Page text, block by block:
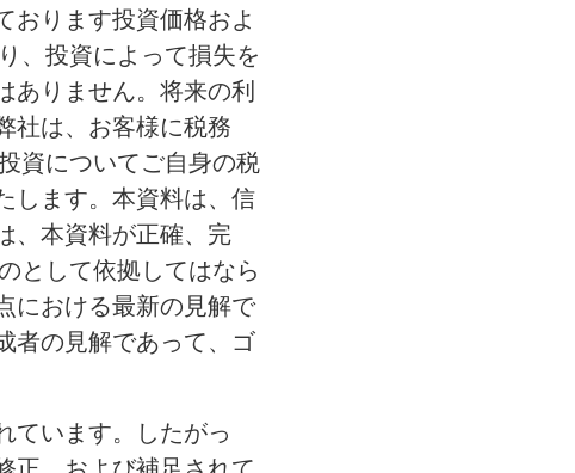
おります投資価格およ
、投資によって損失を
ありません。将来の利
社は、お客様に税務
資についてご自身の税
します。本資料は、信
、本資料が正確、完
として依拠してはなら
における最新の見解で
者の見解であって、ゴ
ています。したがっ